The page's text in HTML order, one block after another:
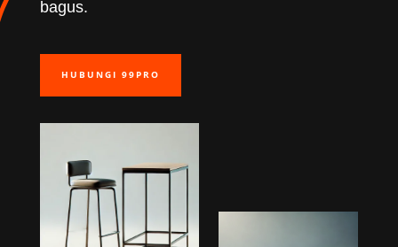
bagus.
HUBUNGI 99PRO